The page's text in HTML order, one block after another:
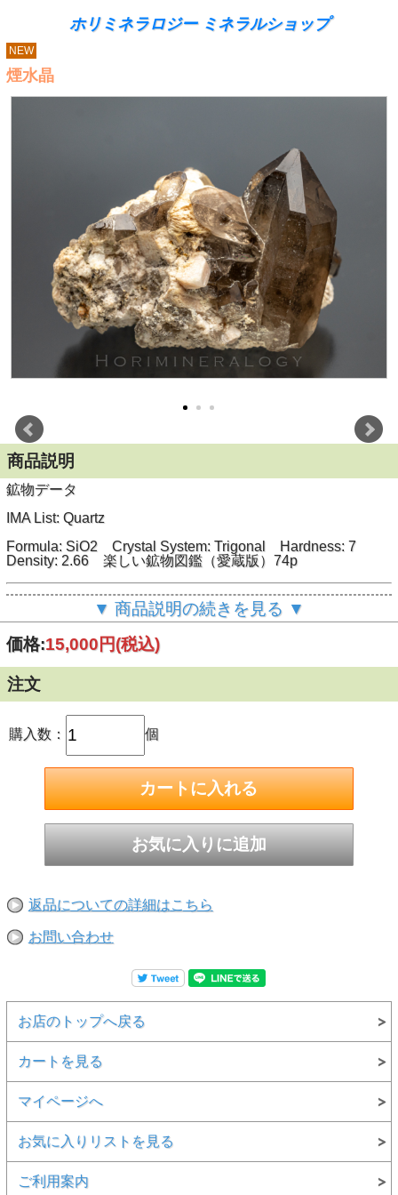
ホリミネラロジー ミネラルショップ
NEW
煙水晶
商品説明
鉱物データ
IMA List: Quartz
Formula: SiO2Crystal System: Trigonal Hardness: 7
Density: 2.66 楽しい鉱物図鑑（愛蔵版）74p
産地： 鳥取県東伯郡三朝町福山
▼ 商品説明の続きを見る ▼
価格:15,000円(税込)
注文
購入数： 個
返品についての詳細はこちら
お問い合わせ
お店のトップへ戻る
カートを見る
マイページへ
お気に入りリストを見る
ご利用案内